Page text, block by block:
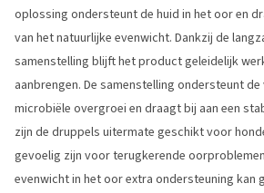
oplossing ondersteunt de huid in het oor en
van het natuurlijke evenwicht. Dankzij de
samenstelling blijft het product geleidelijk
aanbrengen. De samenstelling ondersteunt
microbiële overgroei en draagt bij aan een
zijn de druppels uitermate geschikt voor
gevoelig zijn voor terugkerende
evenwicht in het oor extra ondersteuning kan